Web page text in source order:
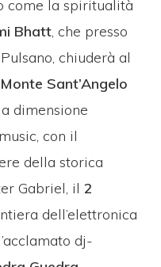
come la spiritualità
Bhatt, che presso
chiuderà al
Monte Sant’Angelo
dimensione
con il
della storica
Gabriel, il2
dell’elettronica
dj-